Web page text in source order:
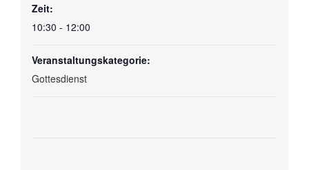
Zeit:
10:30 - 12:00
Veranstaltungskategorie:
Gottesdienst